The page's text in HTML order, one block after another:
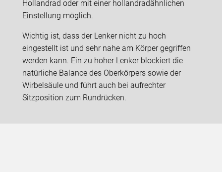
Hollandrad oder mit einer hollandradähnlichen
Einstellung möglich.
Wichtig ist, dass der Lenker nicht zu hoch
eingestellt ist und sehr nahe am Körper gegriffen
werden kann. Ein zu hoher Lenker blockiert die
natürliche Balance des Oberkörpers sowie der
Wirbelsäule und führt auch bei aufrechter
Sitzposition zum Rundrücken.